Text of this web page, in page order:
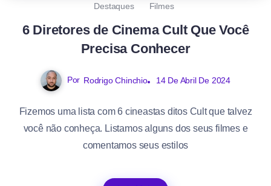
Destaques Filmes
6 Diretores de Cinema Cult Que Você
Precisa Conhecer
Por Rodrigo Chinchio 14 De Abril De 2024
Fizemos uma lista com 6 cineastas ditos Cult que talvez
você não conheça. Listamos alguns dos seus filmes e
comentamos seus estilos